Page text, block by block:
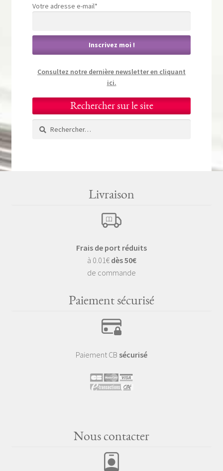
Votre adresse e-mail*
Consultez notre dernière newsletter en cliquant
ici.
Rechercher sur le site
Rechercher :
Livraison
Frais de port réduits
à 0.01€ dès 50€
de commande
Paiement sécurisé
Paiement CB sécurisé
Nous contacter